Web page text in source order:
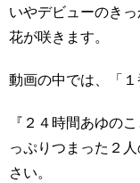
いやデビューのき
花が咲きます。
動画の中では、「
『２４時間あゆの
っぷりつまった２
さい。